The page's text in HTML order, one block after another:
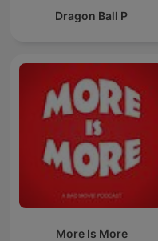
Dragon Ball P
More Is More